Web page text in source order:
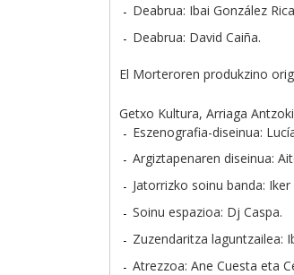
Deabrua: Ibai González
Deabrua: David Caiña.
El Morteroren produkzino
Getxo Kultura, Arriaga
Eszenografia-diseinua:
Argiztapenaren diseinua:
Jatorrizko soinu banda:
Soinu espazioa: Dj Caspa.
Zuzendaritza laguntzailea:
Atrezzoa: Ane Cuesta eta